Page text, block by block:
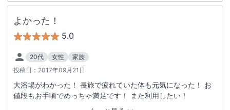
よかった！
5.0
20代 女性
家族
投稿日： 2017年09月21日
大浴場がわかった！ 長旅で疲れていた体も元気になった！ お
値段もお手頃でめっちゃ満足です！ また利用したい！